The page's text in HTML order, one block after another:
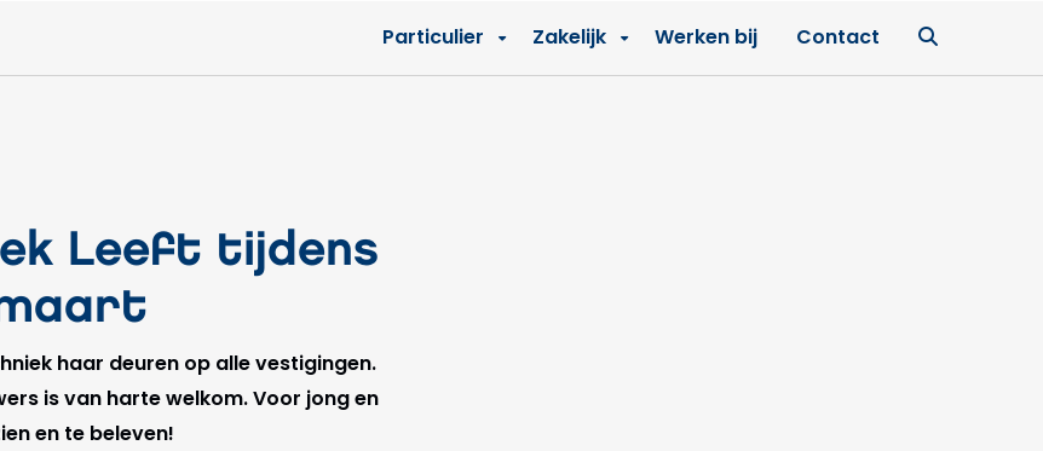
Particulier Zakelijk Werken bij Contact
Leeft tijdens
haar deuren op alle vestigingen.
is van harte welkom. Voor jong en
en te beleven!